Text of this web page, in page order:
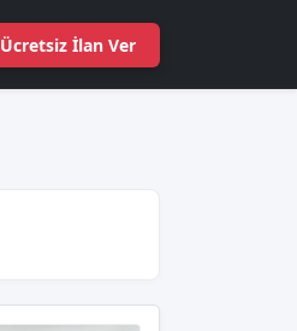
Ücretsiz İlan Ver